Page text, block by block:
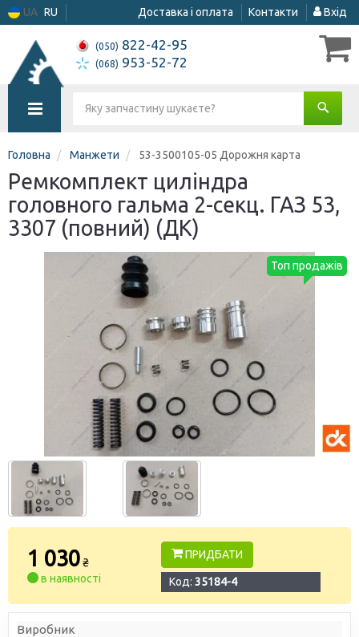
UA RU Доставка і оплата Контакти Вхід
(050) 822-42-95
(068) 953-52-72
Головна Манжети 53-3500105-05 Дорожня карта
Ремкомплект циліндра
головного гальма 2-секц. ГАЗ 53,
3307 (повний) (ДК)
Топ продажів
1 030₴
в наявності
ПРИДБАТИ
Код: 35184-4
Виробник